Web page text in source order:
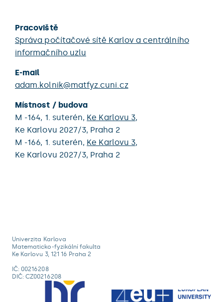
Pracoviště
Správa počítačové sítě Karlov a centrálního
informačního uzlu
E-mail
adam.kolnik@matfyz.cuni.cz
Místnost / budova
M -164, 1. suterén, Ke Karlovu 3,
Ke Karlovu 2027/3, Praha 2
M -166, 1. suterén, Ke Karlovu 3,
Ke Karlovu 2027/3, Praha 2
Univerzita Karlova
Matematicko-fyzikální fakulta
Ke Karlovu 3, 121 16 Praha 2
IČ: 00216208
DIČ: CZ00216208